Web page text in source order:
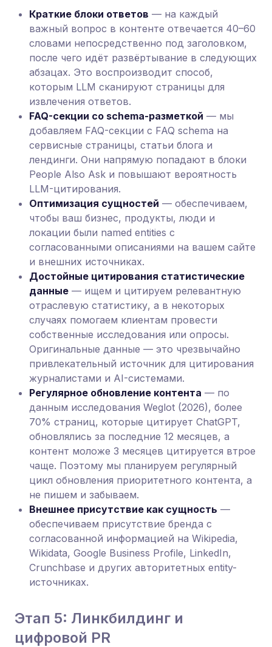
Краткие блоки ответов — на каждый
важный вопрос в контенте отвечается 40–60
словами непосредственно под заголовком,
после чего идёт развёртывание в следующих
абзацах. Это воспроизводит способ,
которым LLM сканируют страницы для
извлечения ответов.
FAQ-секции со schema-разметкой — мы
добавляем FAQ-секции с FAQ schema на
сервисные страницы, статьи блога и
лендинги. Они напрямую попадают в блоки
People Also Ask и повышают вероятность
LLM-цитирования.
Оптимизация сущностей — обеспечиваем,
чтобы ваш бизнес, продукты, люди и
локации были named entities с
согласованными описаниями на вашем сайте
и внешних источниках.
Достойные цитирования статистические
данные — ищем и цитируем релевантную
отраслевую статистику, а в некоторых
случаях помогаем клиентам провести
собственные исследования или опросы.
Оригинальные данные — это чрезвычайно
привлекательный источник для цитирования
журналистами и AI-системами.
Регулярное обновление контента — по
данным исследования Weglot (2026), более
70% страниц, которые цитирует ChatGPT,
обновлялись за последние 12 месяцев, а
контент моложе 3 месяцев цитируется втрое
чаще. Поэтому мы планируем регулярный
цикл обновления приоритетного контента, а
не пишем и забываем.
Внешнее присутствие как сущность —
обеспечиваем присутствие бренда с
согласованной информацией на Wikipedia,
Wikidata, Google Business Profile, LinkedIn,
Crunchbase и других авторитетных entity-
источниках.
Этап 5: Линкбилдинг и
цифровой PR